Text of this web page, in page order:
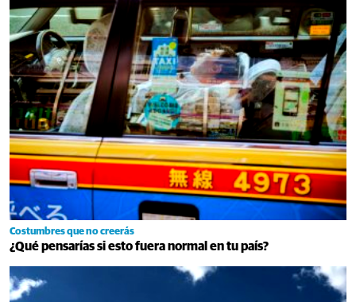
Costumbres que no creerás
¿Qué pensarías si esto fuera normal en tu país?